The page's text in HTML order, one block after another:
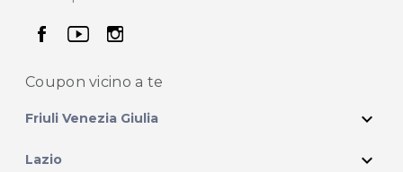
seguici su facebook
seguici su youtube
seguici su instagram
Coupon vicino a te
Friuli Venezia Giulia expand_more
Lazio expand_more